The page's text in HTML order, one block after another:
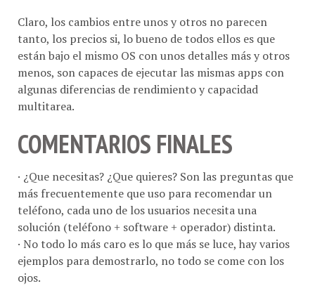
Claro, los cambios entre unos y otros no parecen
tanto, los precios si, lo bueno de todos ellos es que
están bajo el mismo OS con unos detalles más y otros
menos, son capaces de ejecutar las mismas apps con
algunas diferencias de rendimiento y capacidad
multitarea.
COMENTARIOS FINALES
· ¿Que necesitas? ¿Que quieres? Son las preguntas que
más frecuentemente que uso para recomendar un
teléfono, cada uno de los usuarios necesita una
solución (teléfono + software + operador) distinta.
· No todo lo más caro es lo que más se luce, hay varios
ejemplos para demostrarlo, no todo se come con los
ojos.